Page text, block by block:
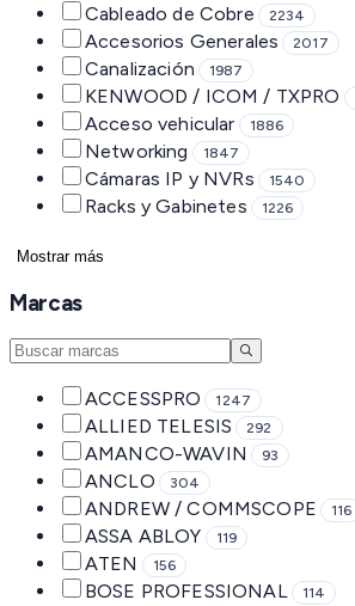
Cableado de Cobre 2234
Accesorios Generales 2017
Canalización 1987
KENWOOD / ICOM / TXPRO
Acceso vehicular 1886
Networking 1847
Cámaras IP y NVRs 1540
Racks y Gabinetes 1226
Mostrar más
Marcas
ACCESSPRO 1247
ALLIED TELESIS 292
AMANCO-WAVIN 93
ANCLO 304
ANDREW / COMMSCOPE 116
ASSA ABLOY 119
ATEN 156
BOSE PROFESSIONAL 114